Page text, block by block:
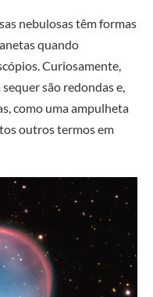
nebulosas têm formas
quando
Curiosamente,
são redondas e,
como uma ampulheta
outros termos em